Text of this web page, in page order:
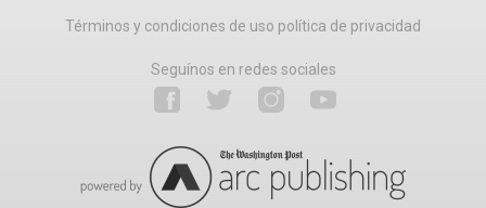
Términos y condiciones de uso política de privacidad
Seguínos en redes sociales